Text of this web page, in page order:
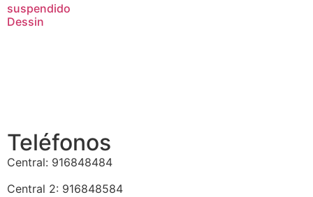
suspendido
Dessin
Teléfonos
Central: 916848484
Central 2: 916848584